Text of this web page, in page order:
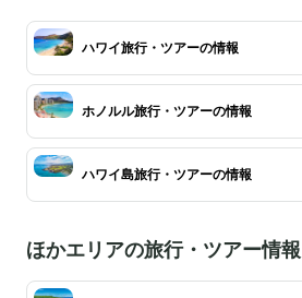
ハワイ旅行・ツアーの情報
ホノルル旅行・ツアーの情報
ハワイ島旅行・ツアーの情報
ほかエリアの旅行・ツアー情報